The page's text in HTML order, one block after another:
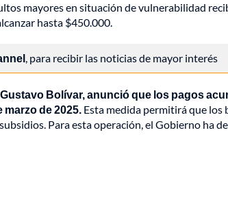
mayores en situación de vulnerabilidad
hasta $450.000.
, para recibir las noticias de mayor interés
Bolívar, anunció que los pagos
marzo de 2025. Esta medida permitirá que
Para esta operación, el Gobierno ha